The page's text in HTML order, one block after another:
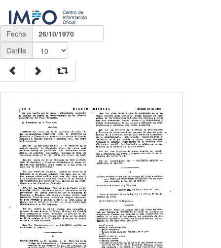
Fecha
26/10/1970
Carilla